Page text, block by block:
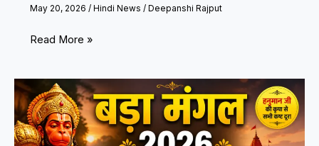
May 20, 2026 / Hindi News / Deepanshi Rajput
TN
Result
2026
Declared:
Tamil
Read More »